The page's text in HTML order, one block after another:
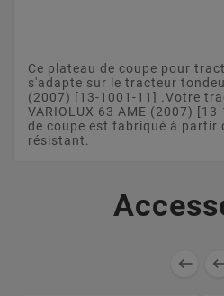
Ce plateau de coupe pour
s'adapte sur le tracteur
(2007) [13-1001-11] .Votre
VARIOLUX 63 AME (2007)
de coupe est fabriqué à partir
résistant.
